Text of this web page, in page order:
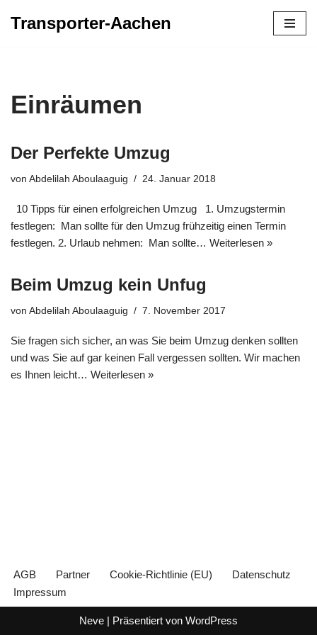
Transporter-Aachen
Einräumen
Der Perfekte Umzug
von Abdelilah Aboulaaguig 24. Januar 2018
10 Tipps für einen erfolgreichen Umzug 1. Umzugstermin
festlegen: Man sollte für den Umzug frühzeitig einen Termin
festlegen. 2. Urlaub nehmen: Man sollte… Weiterlesen »
Beim Umzug kein Unfug
von Abdelilah Aboulaaguig 7. November 2017
Sie fragen sich sicher, an was Sie beim Umzug denken sollten
und was Sie auf gar keinen Fall vergessen sollten. Wir machen
es Ihnen leicht… Weiterlesen »
AGB Partner Cookie-Richtlinie (EU)
Datenschutz
Impressum
Neve | Präsentiert von WordPress